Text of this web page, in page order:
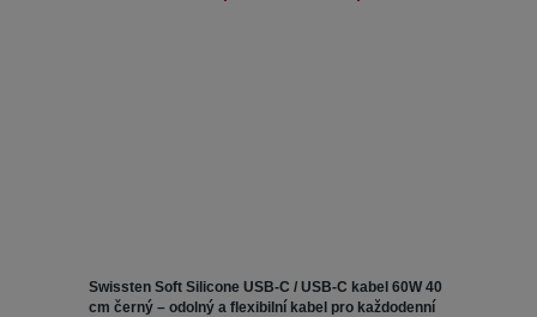
Swissten Soft Silicone USB-C / USB-C kabel 60W 40
cm černý – odolný a flexibilní kabel pro každodenní